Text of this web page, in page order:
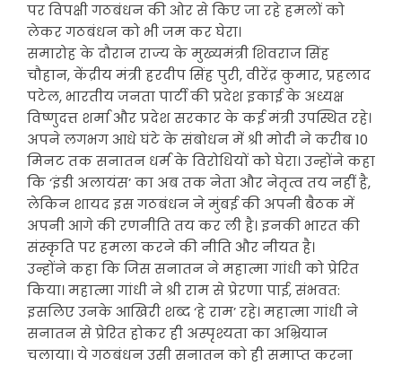
पर विपक्षी गठबंधन की ओर से किए जा रहे हमलों को
लेकर गठबंधन को भी जम कर घेरा।
समारोह के दौरान राज्य के मुख्यमंत्री शिवराज सिंह
चौहान, केंद्रीय मंत्री हरदीप सिंह पुरी, वीरेंद्र कुमार, प्रहलाद
पटेल, भारतीय जनता पार्टी की प्रदेश इकाई के अध्यक्ष
विष्णुदत्त शर्मा और प्रदेश सरकार के कई मंत्री उपस्थित रहे।
अपने लगभग आधे घंटे के संबोधन में श्री मोदी ने करीब 10
मिनट तक सनातन धर्म के विरोधियों को घेरा। उन्होंने कहा
कि ‘इंडी अलायंस’ का अब तक नेता और नेतृत्व तय नहीं है,
लेकिन शायद इस गठबंधन ने मुंबई की अपनी बैठक में
अपनी आगे की रणनीति तय कर ली है। इनकी भारत की
संस्कृति पर हमला करने की नीति और नीयत है।
उन्होंने कहा कि जिस सनातन ने महात्मा गांधी को प्रेरित
किया। महात्मा गांधी ने श्री राम से प्रेरणा पाई, संभवत:
इसलिए उनके आखिरी शब्द ‘हे राम’ रहे। महात्मा गांधी ने
सनातन से प्रेरित होकर ही अस्पृश्यता का अभ्रियान
चलाया। ये गठबंधन उसी सनातन को ही समाप्त करना